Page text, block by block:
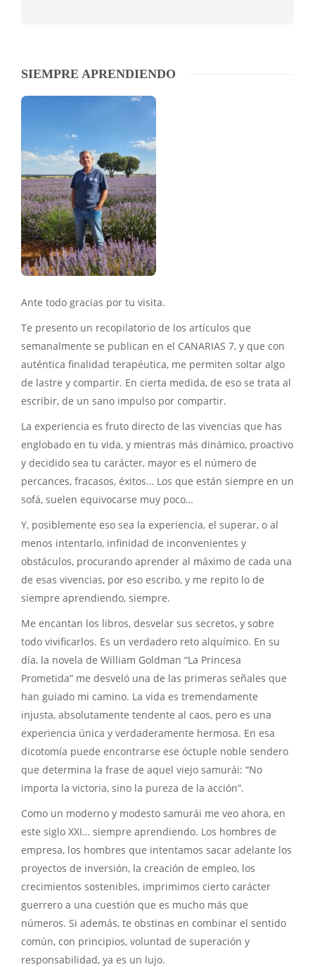
SIEMPRE APRENDIENDO
Ante todo gracias por tu visita.
Te presento un recopilatorio de los artículos que
semanalmente se publican en el CANARIAS 7, y que con
auténtica finalidad terapéutica, me permiten soltar algo
de lastre y compartir. En cierta medida, de eso se trata al
escribir, de un sano impulso por compartir.
La experiencia es fruto directo de las vivencias que has
englobado en tu vida, y mientras más dinámico, proactivo
y decidido sea tu carácter, mayor es el número de
percances, fracasos, éxitos… Los que están siempre en un
sofá, suelen equivocarse muy poco…
Y, posiblemente eso sea la experiencia, el superar, o al
menos intentarlo, infinidad de inconvenientes y
obstáculos, procurando aprender al máximo de cada una
de esas vivencias, por eso escribo, y me repito lo de
siempre aprendiendo, siempre.
Me encantan los libros, desvelar sus secretos, y sobre
todo vivificarlos. Es un verdadero reto alquímico. En su
día, la novela de William Goldman “La Princesa
Prometida” me desveló una de las primeras señales que
han guiado mi camino. La vida es tremendamente
injusta, absolutamente tendente al caos, pero es una
experiencia única y verdaderamente hermosa. En esa
dicotomía puede encontrarse ese óctuple noble sendero
que determina la frase de aquel viejo samurái: “No
importa la victoria, sino la pureza de la acción”.
Como un moderno y modesto samurái me veo ahora, en
este siglo XXI… siempre aprendiendo. Los hombres de
empresa, los hombres que intentamos sacar adelante los
proyectos de inversión, la creación de empleo, los
crecimientos sostenibles, imprimimos cierto carácter
guerrero a una cuestión que es mucho más que
números. Si además, te obstinas en combinar el sentido
común, con principios, voluntad de superación y
responsabilidad, ya es un lujo.